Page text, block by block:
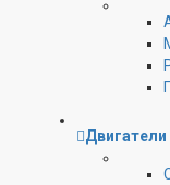
Двигатели